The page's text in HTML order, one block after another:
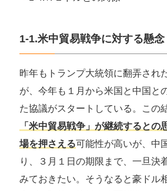
1-1.米中貿易戦争に対する懸念
昨年もトランプ大統領に翻弄され
が、今年も１月から米国と中国と
た協議がスタートしている。この
「米中貿易戦争」が継続するとの
場を押さえる可能性が高いが、中
り、３月１日の期限まで、一旦決
みておきたい。そうなると豪ドル